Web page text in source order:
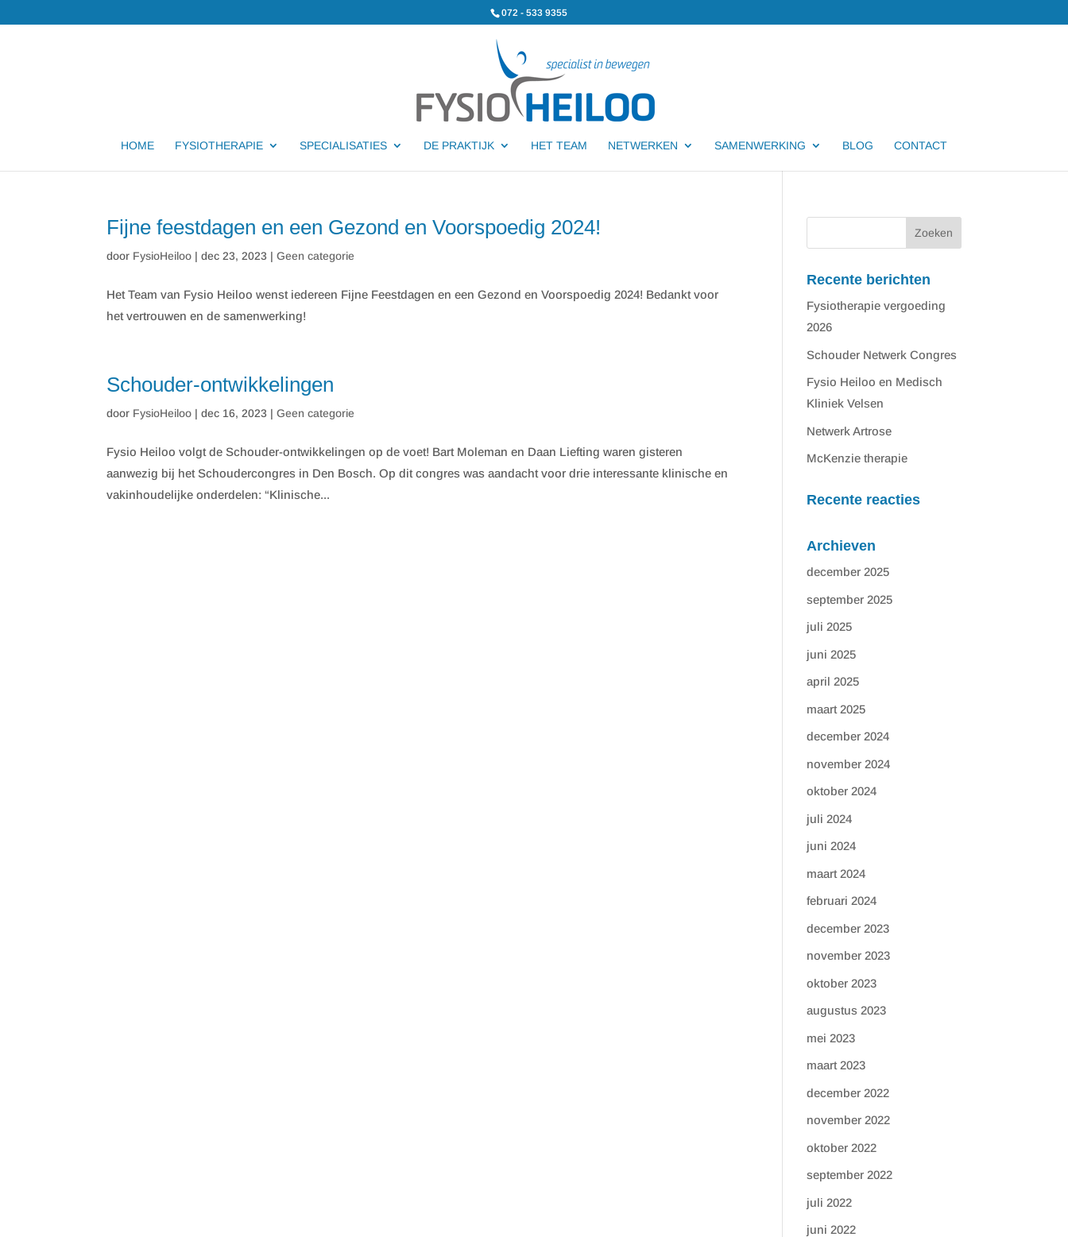
072 - 533 9355
HOME FYSIOTHERAPIE SPECIALISATIES DE PRAKTIJK HET TEAM NETWERKEN SAMENWERKING BLOG CONTACT
Fijne feestdagen en een Gezond en Voorspoedig 2024!
door FysioHeiloo |dec 23, 2023 |Geen categorie
Het Team van Fysio Heiloo wenst iedereen Fijne Feestdagen en een Gezond en Voorspoedig 2024! Bedankt voor
het vertrouwen en de samenwerking!
Schouder-ontwikkelingen
door FysioHeiloo |dec 16, 2023 |Geen categorie
Fysio Heiloo volgt de Schouder-ontwikkelingen op de voet! Bart Moleman en Daan Liefting waren gisteren
aanwezig bij het Schoudercongres in Den Bosch. Op dit congres was aandacht voor drie interessante klinische en
vakinhoudelijke onderdelen: “Klinische...
Recente berichten
Fysiotherapie vergoeding
2026
Schouder Netwerk Congres
Fysio Heiloo en Medisch
Kliniek Velsen
Netwerk Artrose
McKenzie therapie
Recente reacties
Archieven
december 2025
september 2025
juli 2025
juni 2025
april 2025
maart 2025
december 2024
november 2024
oktober 2024
juli 2024
juni 2024
maart 2024
februari 2024
december 2023
november 2023
oktober 2023
augustus 2023
mei 2023
maart 2023
december 2022
november 2022
oktober 2022
september 2022
juli 2022
juni 2022